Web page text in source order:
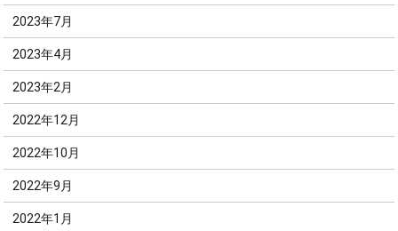
2023年7月
2023年4月
2023年2月
2022年12月
2022年10月
2022年9月
2022年1月